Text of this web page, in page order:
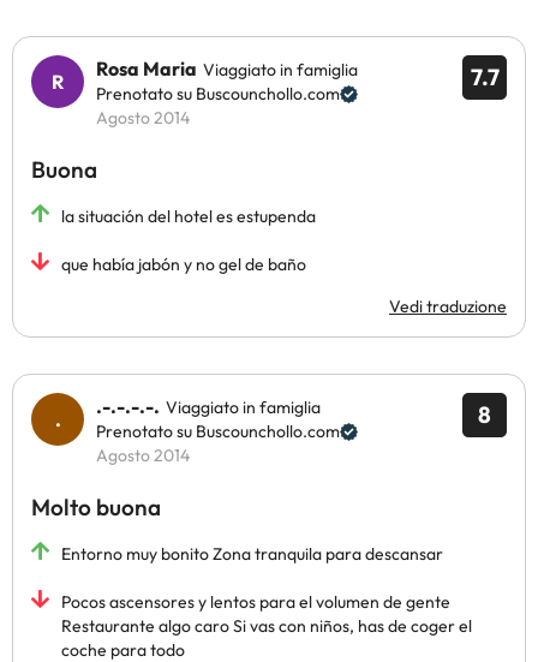
7.7
Rosa Maria Viaggiato in famiglia
Prenotato su Buscounchollo.com
Agosto 2014
Buona
la situación del hotel es estupenda
que había jabón y no gel de baño
Vedi traduzione
8
.-.-.-.-. Viaggiato in famiglia
Prenotato su Buscounchollo.com
Agosto 2014
Molto buona
Entorno muy bonito Zona tranquila para descansar
Pocos ascensores y lentos para el volumen de gente
Restaurante algo caro Si vas con niños, has de coger el
coche para todo